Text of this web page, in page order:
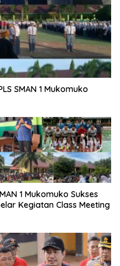
SMAN 1 Mukomuko
1 Mukomuko Sukses
Kegiatan Class Meeting